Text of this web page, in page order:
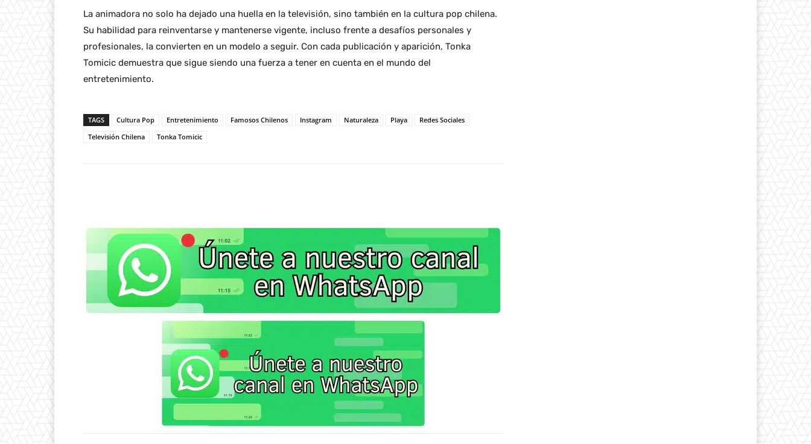
La animadora no solo ha dejado una huella en la televisión, sino también en la cultura pop chilena.
Su habilidad para reinventarse y mantenerse vigente, incluso frente a desafíos personales y
profesionales, la convierten en un modelo a seguir. Con cada publicación y aparición, Tonka
Tomicic demuestra que sigue siendo una fuerza a tener en cuenta en el mundo del
entretenimiento.
TAGS Cultura Pop Entretenimiento Famosos Chilenos Instagram Naturaleza Playa
Redes Sociales
Televisión Chilena
Tonka Tomicic